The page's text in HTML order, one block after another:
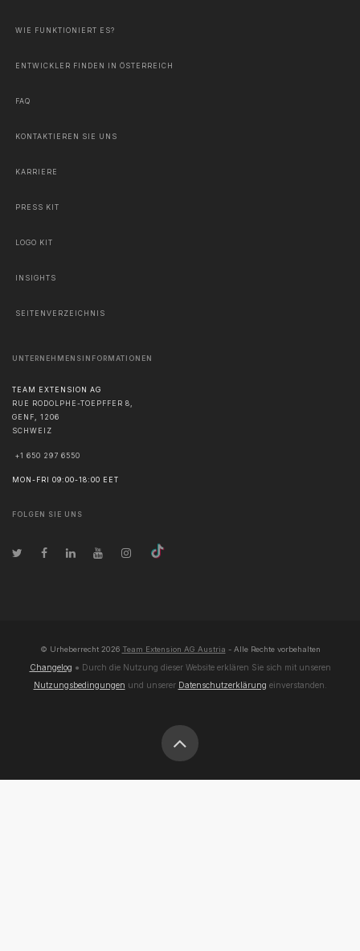
WIE FUNKTIONIERT ES?
ENTWICKLER FINDEN IN ÖSTERREICH
FAQ
KONTAKTIEREN SIE UNS
KARRIERE
PRESS KIT
LOGO KIT
INSIGHTS
SEITENVERZEICHNIS
UNTERNEHMENSINFORMATIONEN
TEAM EXTENSION AG
RUE RODOLPHE-TOEPFFER 8,
GENF, 1206
SCHWEIZ
+1 650 297 6550
MON-FRI 09:00-18:00 EET
FOLGEN SIE UNS
© Urheberrecht 2026 Team Extension AG Austria - Alle Rechte vorbehalten
Changelog ● Durch die Nutzung dieser Website erklären Sie sich mit unseren
Nutzungsbedingungen und unserer Datenschutzerklärung einverstanden.